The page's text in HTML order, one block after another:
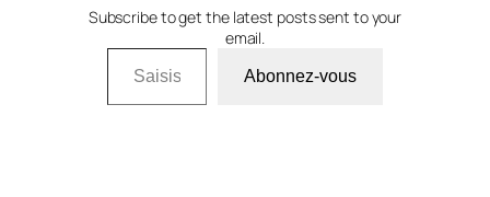
Subscribe to get the latest posts sent to your
email.
Saisissez votre adresse e-mail…
Abonnez-vous